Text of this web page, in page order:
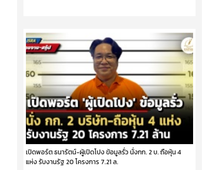
เปิดพอร์ต ธนารัตน์-ผู้เปิดโปง ข้อมูลรั่ว นั่งกก. 2 บ. ถือหุ้น 4
แห่ง รับงานรัฐ 20 โครงการ 7.21 ล.